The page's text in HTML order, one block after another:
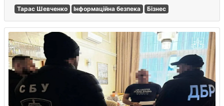
Тарас Шевченко Інформаційна безпека Бізнес